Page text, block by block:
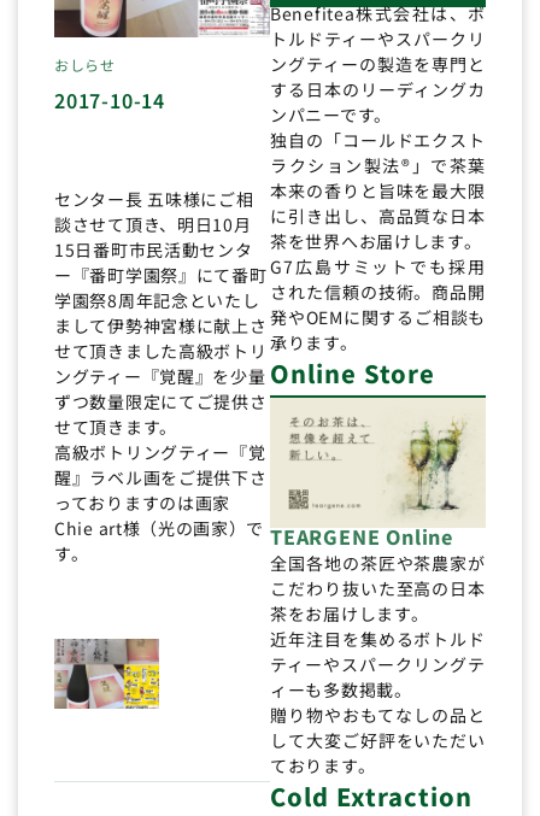
おしらせ
2017-10-14
センター長 五味様にご相
談させて頂き、明日10月
15日番町市民活動センタ
ー『番町学園祭』にて番町
学園祭8周年記念といたし
まして伊勢神宮様に献上さ
せて頂きました高級ボトリ
ングティー『覚醒』を少量
ずつ数量限定にてご提供さ
せて頂きます。
高級ボトリングティー『覚
醒』ラベル画をご提供下さ
っておりますのは画家
Chie art様（光の画家）で
す。
Benefitea株式会社は、ボ
トルドティーやスパークリ
ングティーの製造を専門と
する日本のリーディングカ
ンパニーです。
独自の「コールドエクスト
ラクション製法®」で茶葉
本来の香りと旨味を最大限
に引き出し、高品質な日本
茶を世界へお届けします。
G7広島サミットでも採用
された信頼の技術。商品開
発やOEMに関するご相談も
承ります。
Online Store
TEARGENE Online
全国各地の茶匠や茶農家が
こだわり抜いた至高の日本
茶をお届けします。
近年注目を集めるボトルド
ティーやスパークリングテ
ィーも多数掲載。
贈り物やおもてなしの品と
して大変ご好評をいただい
ております。
Cold Extraction